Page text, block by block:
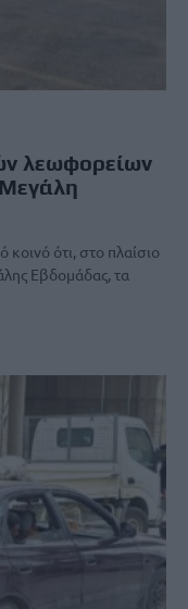
λεωφορείων
ότι, στο πλαίσιο
Εβδομάδας, τα